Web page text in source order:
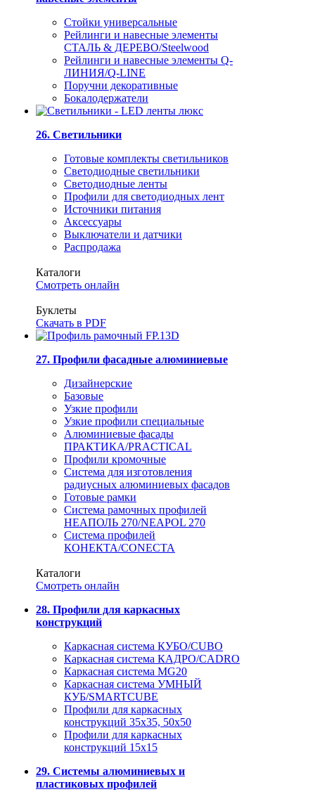
Стойки универсальные
Рейлинги и навесные элементы
СТАЛЬ & ДЕРЕВО/Steelwood
Рейлинги и навесные элементы Q-
ЛИНИЯ/Q-LINE
Поручни декоративные
Бокалодержатели
26. Светильники
Готовые комплекты светильников
Светодиодные светильники
Светодиодные ленты
Профили для светодиодных лент
Источники питания
Аксессуары
Выключатели и датчики
Распродажа
Каталоги
Смотреть онлайн
Буклеты
Скачать в PDF
27. Профили фасадные алюминиевые
Дизайнерские
Базовые
Узкие профили
Узкие профили специальные
Алюминиевые фасады
ПРАКТИКА/PRACTICAL
Профили кромочные
Система для изготовления
радиусных алюминиевых фасадов
Готовые рамки
Система рамочных профилей
НЕАПОЛЬ 270/NEAPOL 270
Система профилей
КОНЕКТА/CONECTA
Каталоги
Смотреть онлайн
28. Профили для каркасных
конструкций
Каркасная система КУБО/CUBO
Каркасная система КАДРО/CADRO
Каркасная система MG20
Каркасная система УМНЫЙ
КУБ/SMARTCUBE
Профили для каркасных
конструкций 35x35, 50x50
Профили для каркасных
конструкций 15х15
29. Системы алюминиевых и
пластиковых профилей